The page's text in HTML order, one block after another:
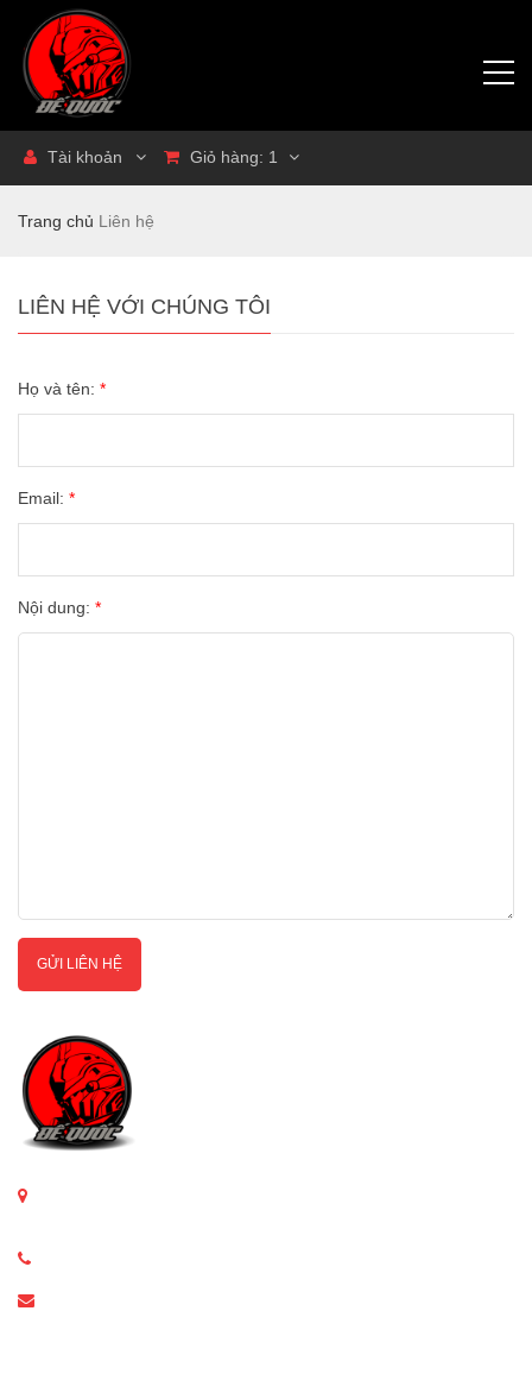
Tài khoản Giỏ hàng: 1
Trang chủ Liên hệ
LIÊN HỆ VỚI CHÚNG TÔI
Họ và tên: *
Email: *
Nội dung: *
GỬI LIÊN HỆ